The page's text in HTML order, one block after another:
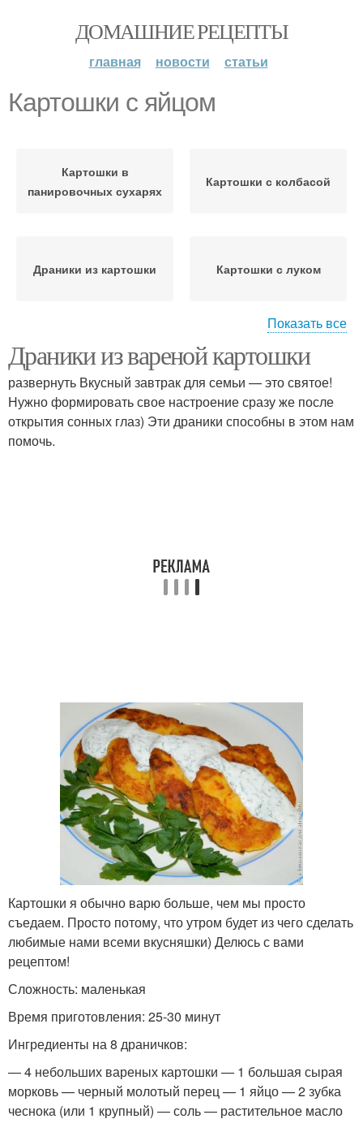
ДОМАШНИЕ РЕЦЕПТЫ
главная новости статьи
Картошки с яйцом
Картошки в
панировочных сухарях
Картошки с колбасой
Драники из картошки Картошки с луком
Оладушки без яиц Картошки с фаршем
Картошки с сыром
Показать все
Драники из вареной картошки
развернуть Вкусный завтрак для семьи — это святое!
Нужно формировать свое настроение сразу же после
открытия сонных глаз) Эти драники способны в этом нам
помочь.
Картошки я обычно варю больше, чем мы просто
съедаем. Просто потому, что утром будет из чего сделать
любимые нами всеми вкусняшки) Делюсь с вами
рецептом!
Сложность: маленькая
Время приготовления: 25-30 минут
Ингредиенты на 8 драничков:
— 4 небольших вареных картошки — 1 большая сырая
морковь — черный молотый перец — 1 яйцо — 2 зубка
чеснока (или 1 крупный) — соль — растительное масло